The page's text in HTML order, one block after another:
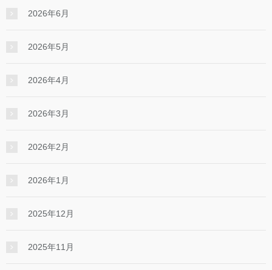
2026年6月
2026年5月
2026年4月
2026年3月
2026年2月
2026年1月
2025年12月
2025年11月